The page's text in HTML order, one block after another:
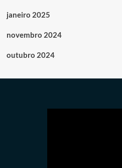
janeiro 2025
novembro 2024
outubro 2024